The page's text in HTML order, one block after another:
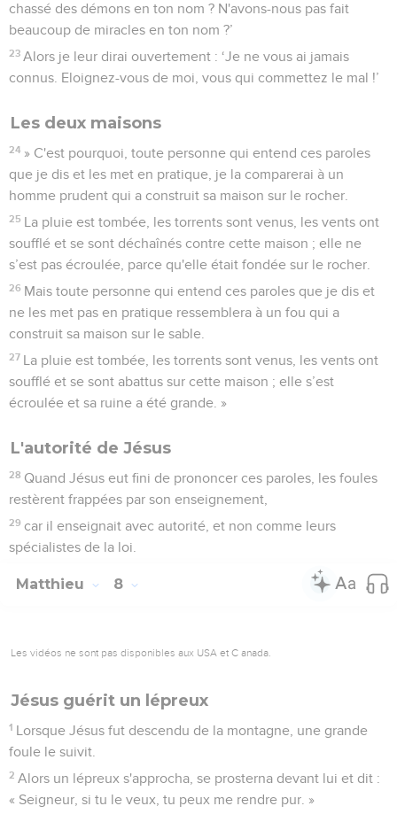
chassé des démons en ton nom ? N'avons-nous pas fait
beaucoup de miracles en ton nom ?’
23 Alors je leur dirai ouvertement : ‘Je ne vous ai jamais
connus. Eloignez-vous de moi, vous qui commettez le mal !’
Les deux maisons
24 » C'est pourquoi, toute personne qui entend ces paroles
que je dis et les met en pratique, je la comparerai à un
homme prudent qui a construit sa maison sur le rocher.
25 La pluie est tombée, les torrents sont venus, les vents ont
soufflé et se sont déchaînés contre cette maison ; elle ne
s’est pas écroulée, parce qu'elle était fondée sur le rocher.
26 Mais toute personne qui entend ces paroles que je dis et
ne les met pas en pratique ressemblera à un fou qui a
construit sa maison sur le sable.
27 La pluie est tombée, les torrents sont venus, les vents ont
soufflé et se sont abattus sur cette maison ; elle s’est
écroulée et sa ruine a été grande. »
L'autorité de Jésus
28 Quand Jésus eut fini de prononcer ces paroles, les foules
restèrent frappées par son enseignement,
29 car il enseignait avec autorité, et non comme leurs
spécialistes de la loi.
Matthieu 8
Les vidéos ne sont pas disponibles aux USA et C anada.
Jésus guérit un lépreux
1 Lorsque Jésus fut descendu de la montagne, une grande
foule le suivit.
2 Alors un lépreux s'approcha, se prosterna devant lui et dit :
« Seigneur, si tu le veux, tu peux me rendre pur. »